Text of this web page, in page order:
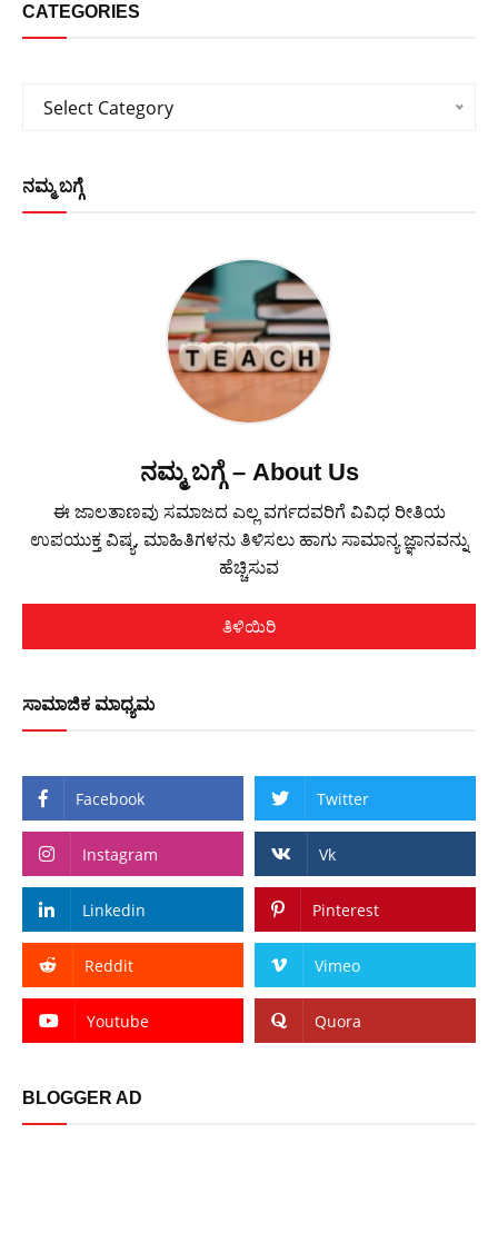
CATEGORIES
Categories
Select Category
ನಮ್ಮ ಬಗ್ಗೆ
ನಮ್ಮ ಬಗ್ಗೆ – About Us
ಈ ಜಾಲತಾಣವು ಸಮಾಜದ ಎಲ್ಲ ವರ್ಗದವರಿಗೆ ವಿವಿಧ ರೀತಿಯ
ಉಪಯುಕ್ತ ವಿಷ್ಯ, ಮಾಹಿತಿಗಳನು ತಿಳಿಸಲು ಹಾಗು ಸಾಮಾನ್ಯ ಜ್ಞಾನವನ್ನು
ಹೆಚ್ಚಿಸುವ
ತಿಳಿಯಿರಿ
ಸಾಮಾಜಿಕ ಮಾಧ್ಯಮ
Facebook Twitter
Instagram Vk
Linkedin Pinterest
Reddit Vimeo
Youtube Quora
BLOGGER AD